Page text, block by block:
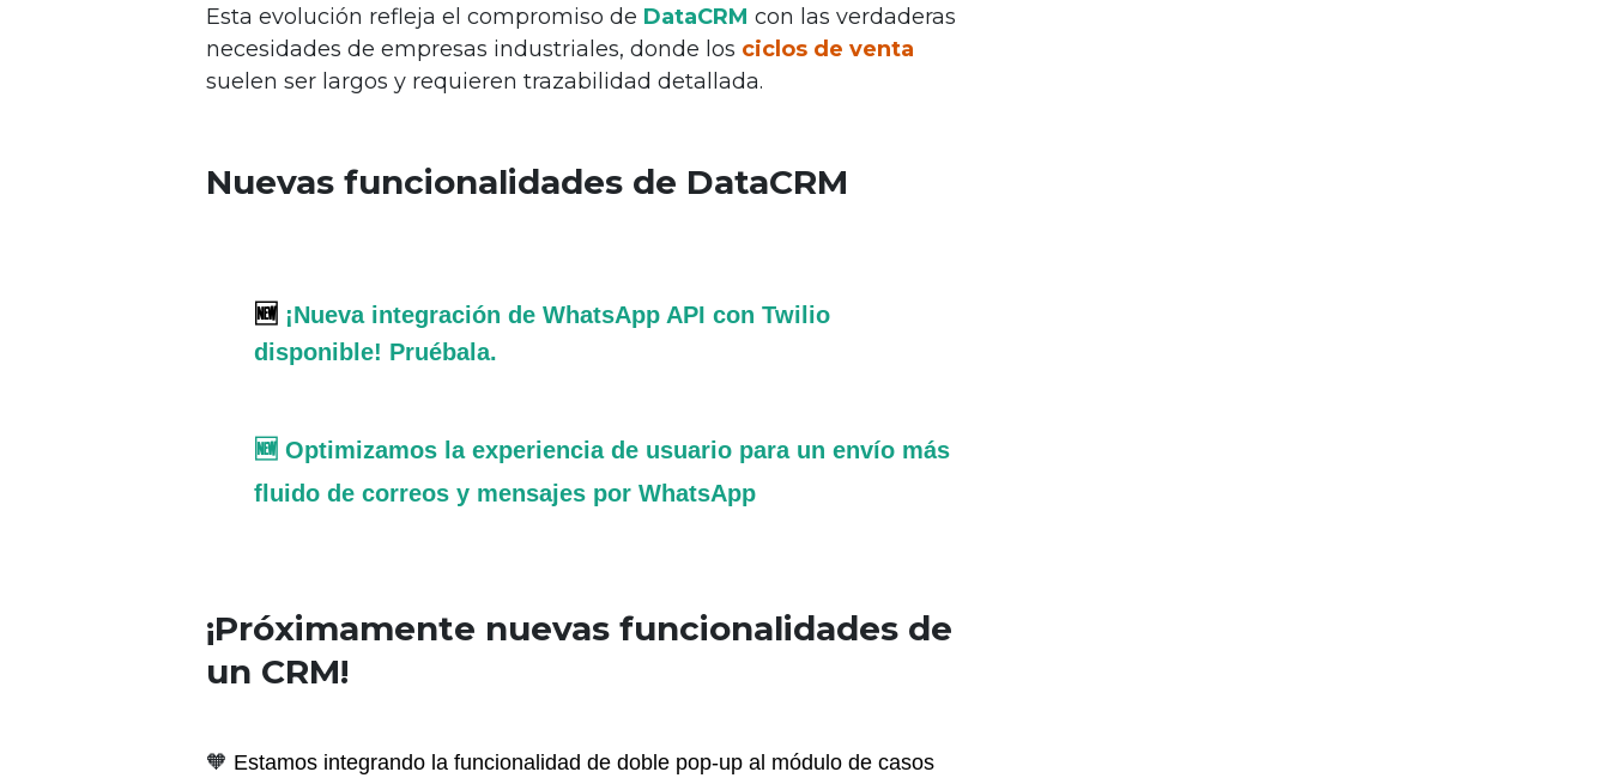
Esta evolución refleja el compromiso de DataCRM con las verdaderas
necesidades de empresas industriales, donde los ciclos de venta
suelen ser largos y requieren trazabilidad detallada.
Nuevas funcionalidades de DataCRM
🆕 ¡Nueva integración de WhatsApp API con Twilio
disponible! Pruébala.
🆕 Optimizamos la experiencia de usuario para un envío más
fluido de correos y mensajes por WhatsApp
¡Próximamente nuevas funcionalidades de
un CRM!
🧡 Estamos integrando la funcionalidad de doble pop-up al módulo de casos